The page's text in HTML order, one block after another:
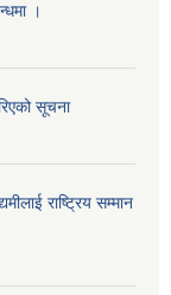
।
सूचना
राष्ट्रिय सम्मान